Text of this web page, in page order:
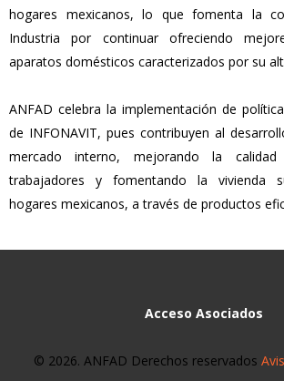
hogares mexicanos, lo que fomenta la
Industria por continuar ofreciendo
aparatos domésticos caracterizados por su
ANFAD celebra la implementación de
de INFONAVIT, pues contribuyen al
mercado interno, mejorando la
trabajadores y fomentando la vivienda
hogares mexicanos, a través de productos
Acceso Asociados
© 2026. ANFAD Derechos reservados